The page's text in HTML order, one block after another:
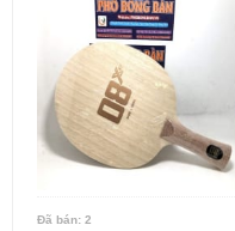
Đã bán: 2